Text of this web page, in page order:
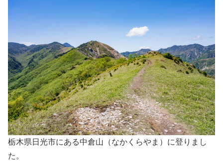
栃木県日光市にある中倉山（なかくらやま）に登りまし
た。